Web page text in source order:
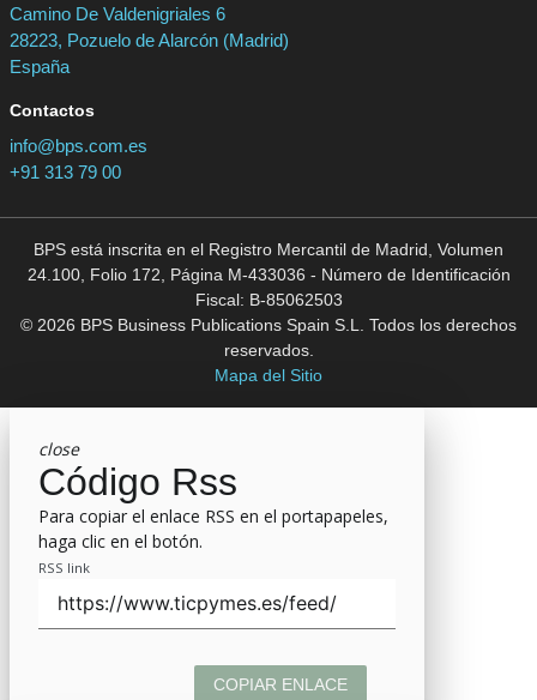
Camino De Valdenigriales 6
28223, Pozuelo de Alarcón (Madrid)
España
Contactos
info@bps.com.es
+91 313 79 00
BPS está inscrita en el Registro Mercantil de Madrid, Volumen
24.100, Folio 172, Página M-433036 - Número de Identificación
Fiscal: B-85062503
© 2026 BPS Business Publications Spain S.L. Todos los derechos
reservados.
Mapa del Sitio
close
Código Rss
Para copiar el enlace RSS en el portapapeles,
haga clic en el botón.
RSS link
COPIAR ENLACE